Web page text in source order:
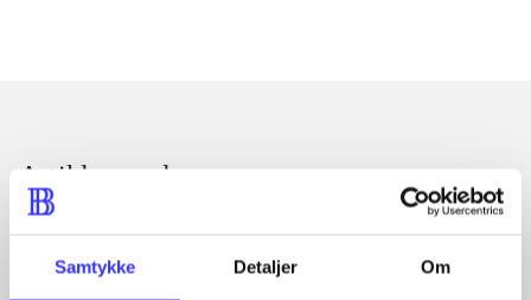
Samtykke Detaljer Om
Artikler med samme emner
Fra